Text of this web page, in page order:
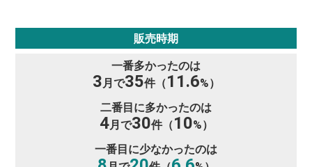
販売時期
一番多かったのは
3月で35件（11.6%）
二番目に多かったのは
4月で30件（10%）
一番目に少なかったのは